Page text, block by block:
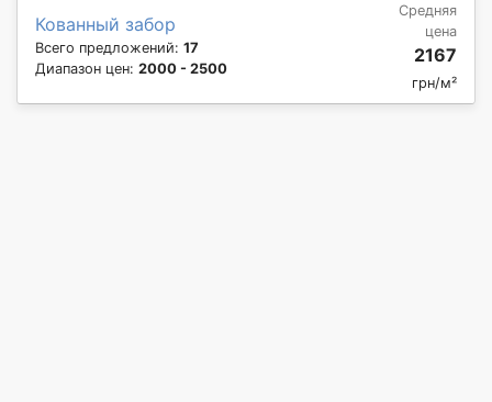
Кованный забор
Всего предложений: 17
Диапазон цен: 2000 - 2500
Средняя
цена
2167
грн/м²